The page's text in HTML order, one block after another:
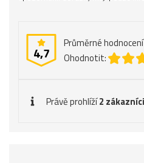
4,7
Průměrné hodnocení
Ohodnotit:
Právě prohlíží2 zákazníci